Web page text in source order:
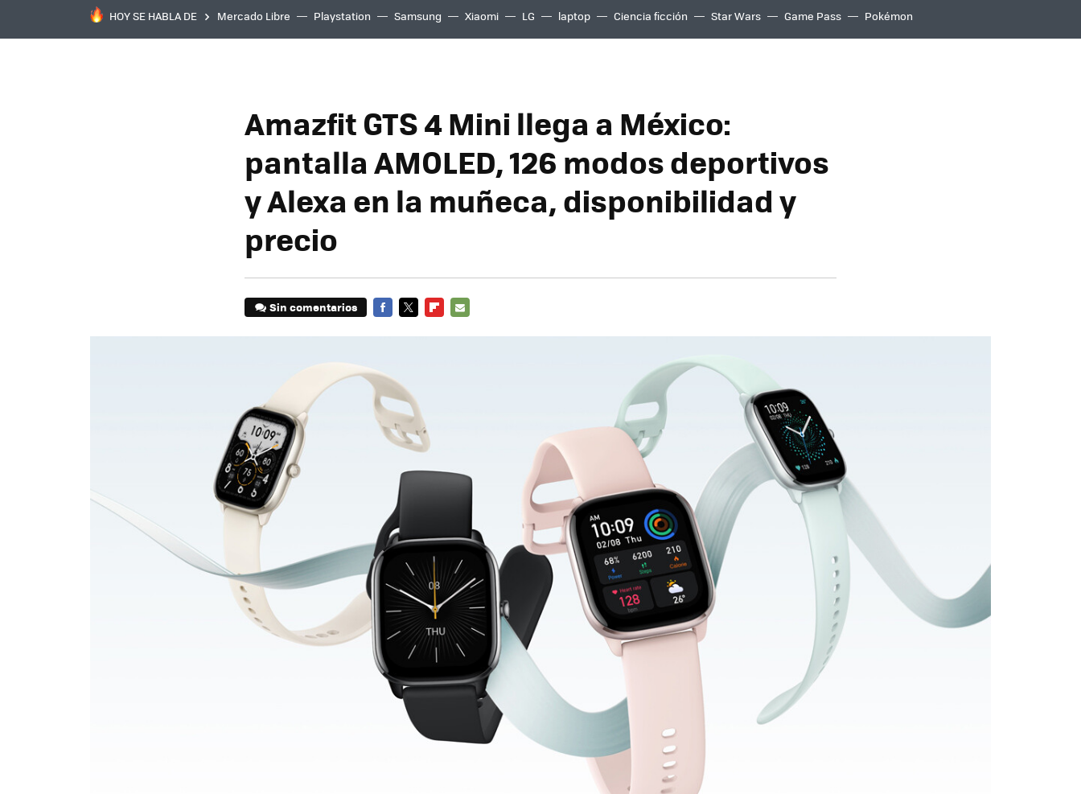
HOY SE HABLA DE Mercado Libre Playstation Samsung Xiaomi LG laptop Ciencia ficción Star Wars Game Pass Pokémon
Amazfit GTS 4 Mini llega a México:
pantalla AMOLED, 126 modos deportivos
y Alexa en la muñeca, disponibilidad y
precio
Sin comentarios